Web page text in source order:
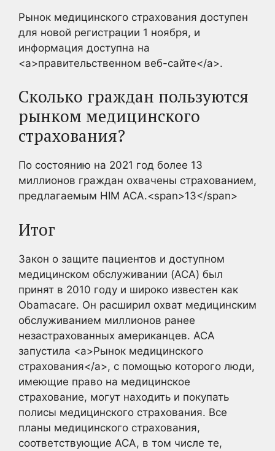
Рынок медицинского страхования доступен
для новой регистрации 1 ноября, и
информация доступна на
<a>правительственном веб-сайте</a>.
Сколько граждан пользуются
рынком медицинского
страхования?
По состоянию на 2021 год более 13
миллионов граждан охвачены страхованием,
предлагаемым HIM ACA.<span>13</span>
Итог
Закон о защите пациентов и доступном
медицинском обслуживании (ACA) был
принят в 2010 году и широко известен как
Obamacare. Он расширил охват медицинским
обслуживанием миллионов ранее
незастрахованных американцев. ACA
запустила <a>Рынок медицинского
страхования</a>, с помощью которого люди,
имеющие право на медицинское
страхование, могут находить и покупать
полисы медицинского страхования. Все
планы медицинского страхования,
соответствующие ACA, в том числе те,